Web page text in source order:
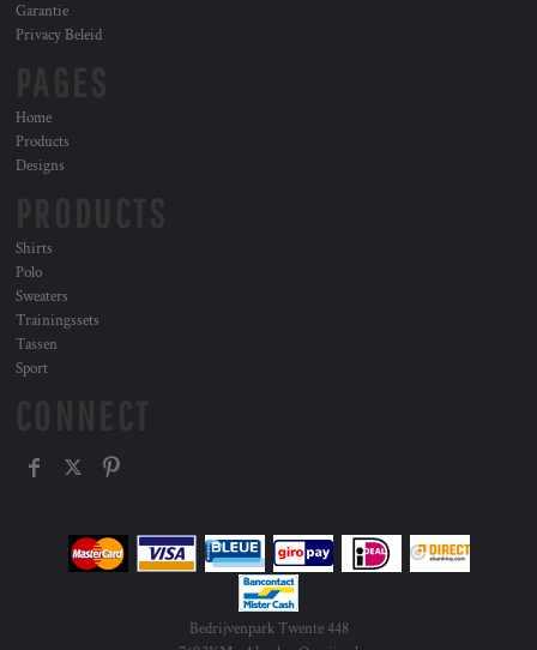
Garantie
Privacy Beleid
Home
Products
Designs
Shirts
Polo
Sweaters
Trainingssets
Tassen
Sport
Bedrijvenpark Twente 448